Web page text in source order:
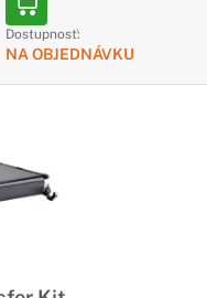
Dostupnosť:
NA OBJEDNÁVKU